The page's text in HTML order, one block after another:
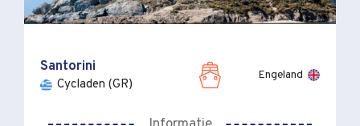
Santorini
Cycladen (GR)
Engeland